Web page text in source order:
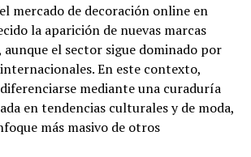
mercado de decoración online en
la aparición de nuevas marcas
el sector sigue dominado por
En este contexto,
mediante una curaduría
en tendencias culturales y de moda,
más masivo de otros